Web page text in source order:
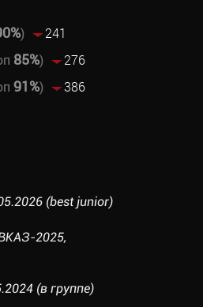
)
241
85%)
276
91%) 386
(best junior)
2025,
(в группе)